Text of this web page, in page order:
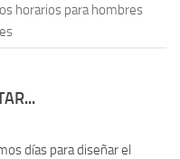
horarios para hombres
días para diseñar el